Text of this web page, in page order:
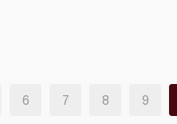
6 7 8 9